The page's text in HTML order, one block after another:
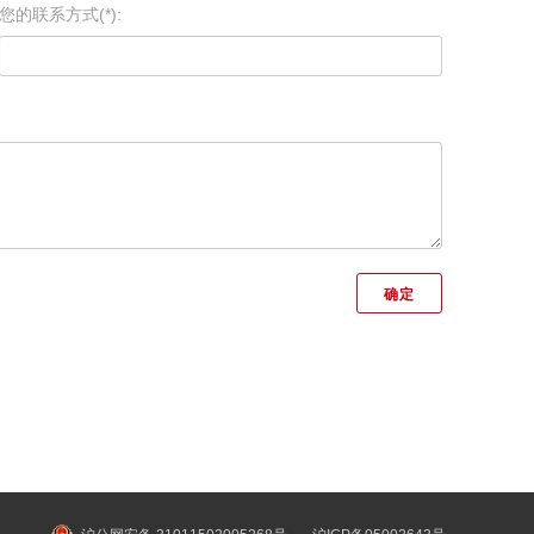
您的联系方式(*):